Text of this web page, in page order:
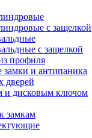
с защелкой
с защелкой
профиля
и антипаника
дверей
и дисковым ключом
замкам